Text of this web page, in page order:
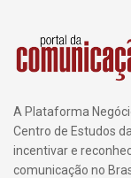
A Plataforma
Centro de Estudos
incentivar e
comunicação no